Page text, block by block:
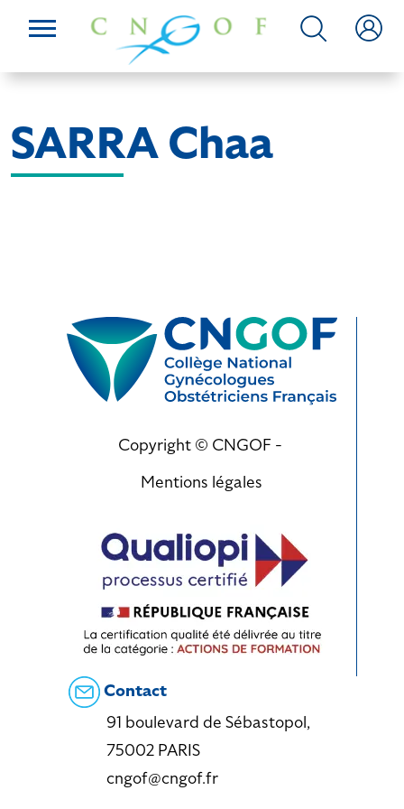
SARRA Chaa
Copyright © CNGOF -
Mentions légales
Contact
91 boulevard de Sébastopol,
75002 PARIS
cngof@cngof.fr